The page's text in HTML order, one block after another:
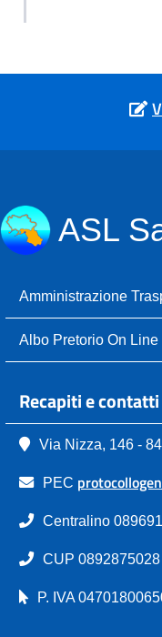
ASL
Amministrazione
Albo Pretorio On Line
Recapiti e contatti
Via Nizza, 146 -
PEC
Centralino
CUP 0892875028
P. IVA